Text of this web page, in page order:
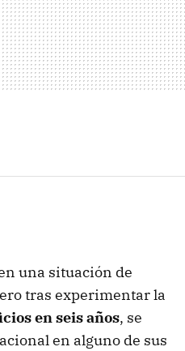
una situación de
tras experimentar la
en seis años, se
en alguno de sus